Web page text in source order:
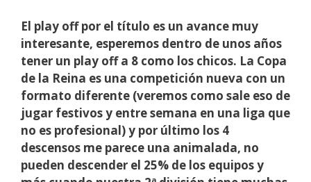
El play off por el título es un avance muy
interesante, esperemos dentro de unos años
tener un play off a 8 como los chicos. La Copa
de la Reina es una competición nueva con un
formato diferente (veremos como sale eso de
jugar festivos y entre semana en una liga que
no es profesional) y por último los 4
descensos me parece una animalada, no
pueden descender el 25% de los equipos y